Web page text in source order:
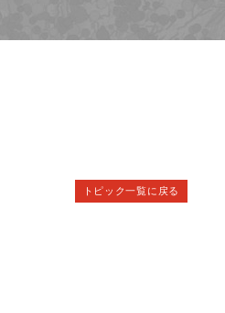
トピック一覧に戻る